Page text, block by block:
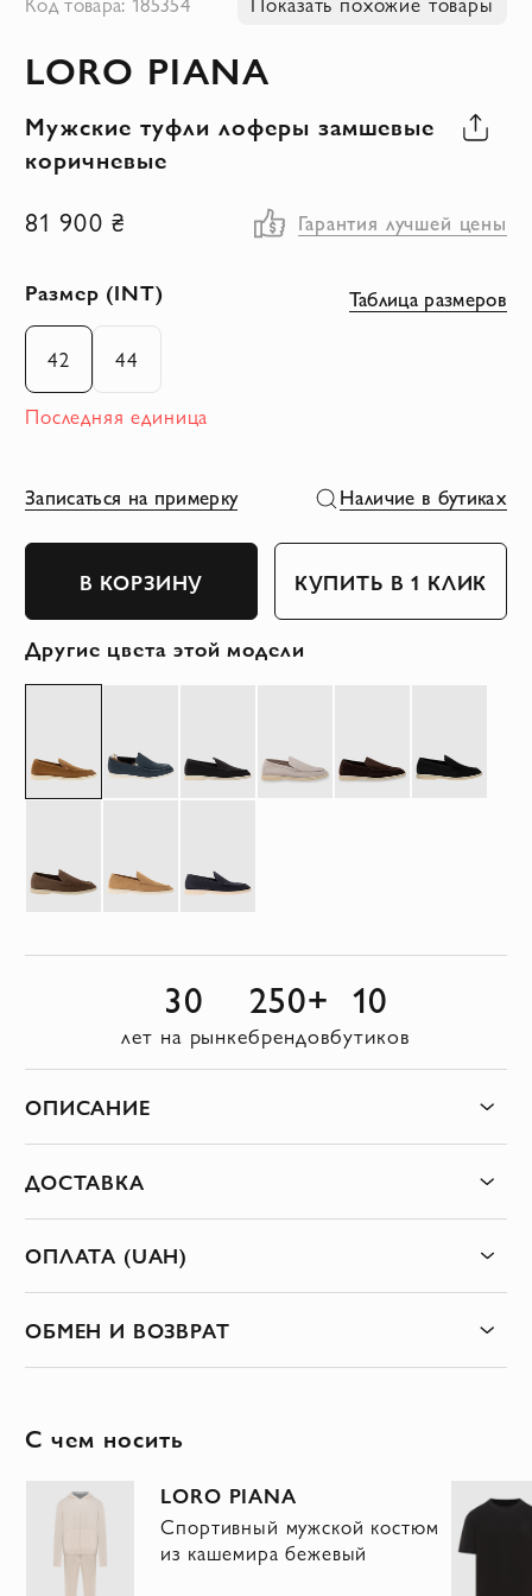
началу
изображений
LORO PIANA
Мужские туфли лоферы замшевые
коричневые
81 900 ₴ Гарантия лучшей цены
Размер (INT)
42
44
Последняя единица
Таблица размеров
Записаться на примерку Наличие в бутиках
В КОРЗИНУ КУПИТЬ В 1 КЛИК
Другие цвета этой модели
30
лет на рынке
250+
брендов
10
бутиков
ОПИСАНИЕ
ДОСТАВКА
ОПЛАТА (UAH)
ОБМЕН И ВОЗВРАТ
С чем носить
LORO PIANA
Спортивный мужской костюм
из кашемира бежевый